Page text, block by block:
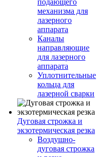
подающего
механизма для
лазерного
аппарата
Каналы
направляющие
для лазерного
аппарата
Уплотнительные
кольца для
лазерной сварки
Дуговая строжка и
экзотермическая резка
Воздушно-
дуговая строжка